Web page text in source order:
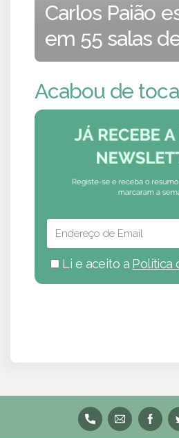
Carlos Paião
em 55 salas
Acabou de
Li e aceito a Política